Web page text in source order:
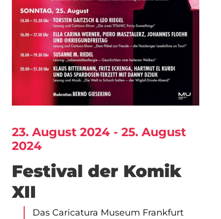
23. August 2024 - 25. August
2024
Festival der Komik
XII
Das Caricatura Museum Frankfurt